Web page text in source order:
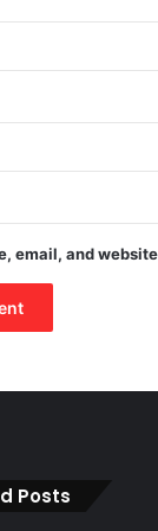
email, and
Posts